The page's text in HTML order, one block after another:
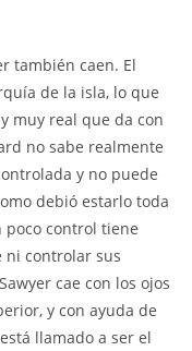
también caen. El
de la isla, lo que
muy real que da con
no sabe realmente
y no puede
debió estarlo toda
poco control tiene
ni controlar sus
cae con los ojos
y con ayuda de
llamado a ser el